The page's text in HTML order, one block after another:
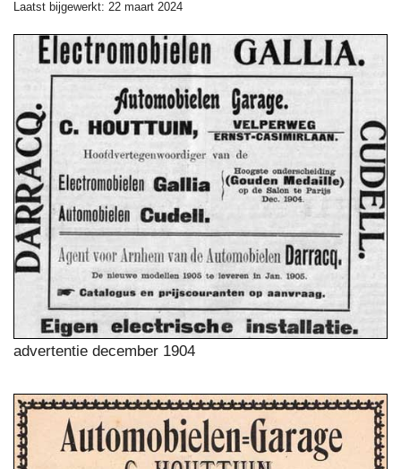
Laatst bijgewerkt: 22 maart 2024
advertentie december 1904